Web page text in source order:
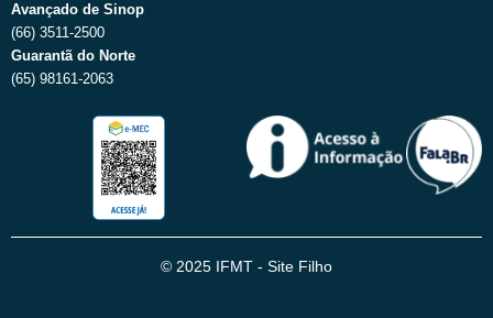
Avançado de Sinop
(66) 3511-2500
Guarantã do Norte
(65) 98161-2063
© 2025 IFMT - Site Filho